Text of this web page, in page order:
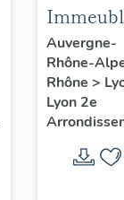
Auvergne-
Rhône-
Rhône >
Lyon 2e